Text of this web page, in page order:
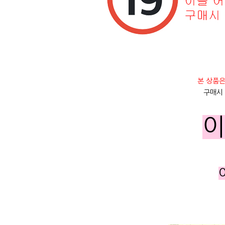
본 상품
구매시